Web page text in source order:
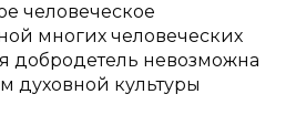
человеческое
многих человеческих
добродетель невозможна
духовной культуры